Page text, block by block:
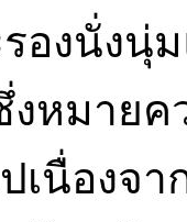
องนั่งนุ่
งหมาย
เนื่องจ